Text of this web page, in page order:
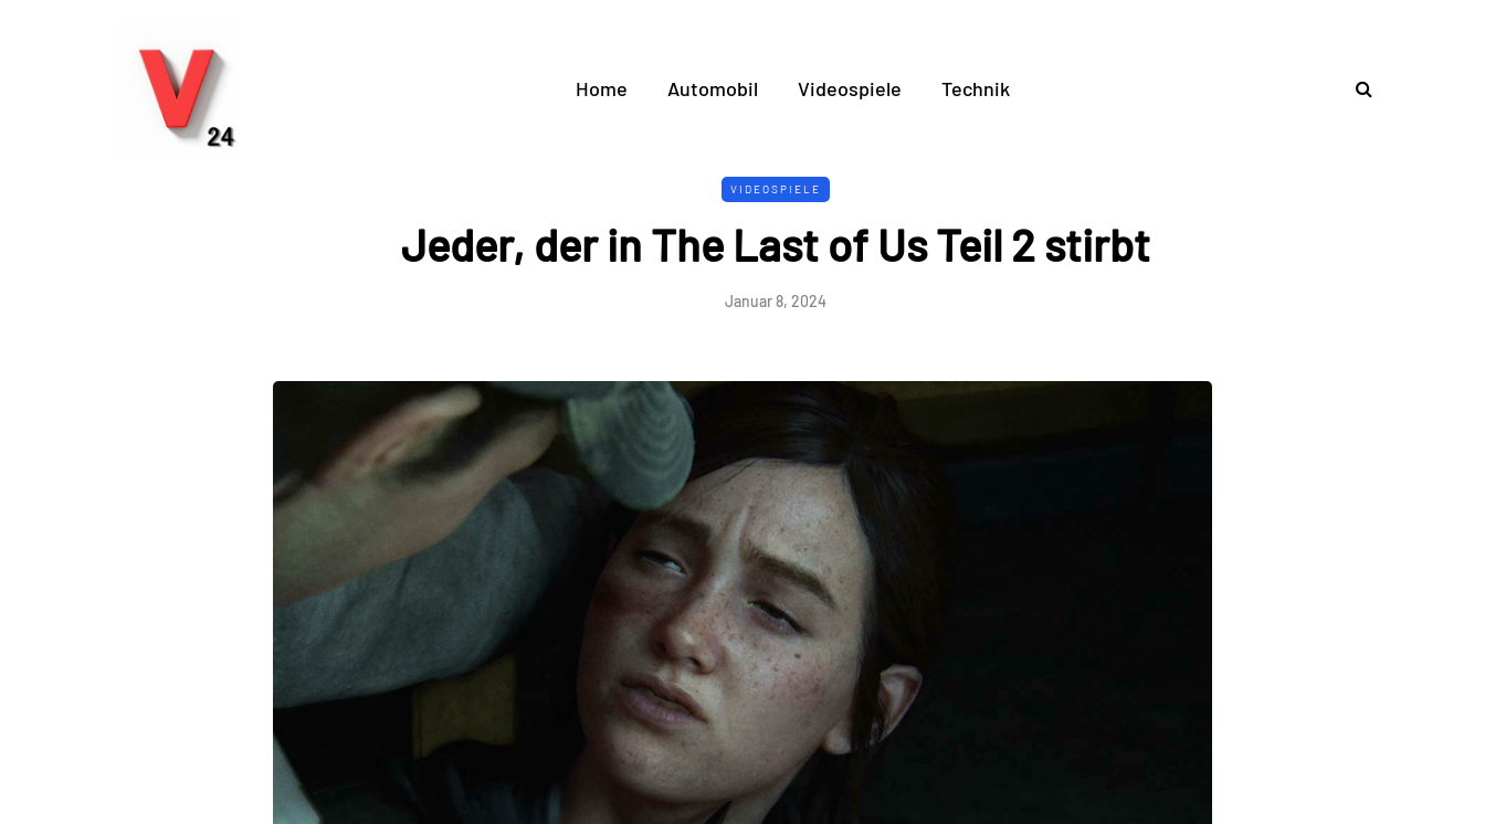
Home Automobil Videospiele Technik
VIDEOSPIELE
Jeder, der in The Last of Us Teil 2 stirbt
Januar 8, 2024